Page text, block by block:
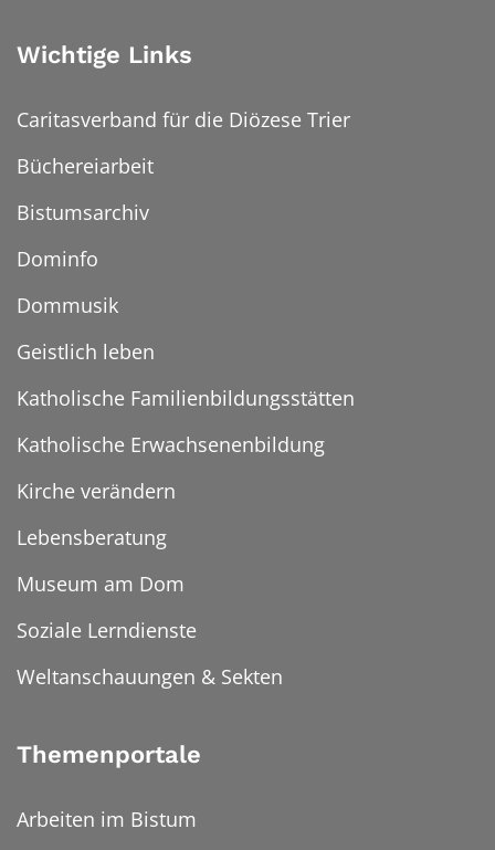
Wichtige Links
Caritasverband für die Diözese Trier
Büchereiarbeit
Bistumsarchiv
Dominfo
Dommusik
Geistlich leben
Katholische Familienbildungsstätten
Katholische Erwachsenenbildung
Kirche verändern
Lebensberatung
Museum am Dom
Soziale Lerndienste
Weltanschauungen & Sekten
Themenportale
Arbeiten im Bistum